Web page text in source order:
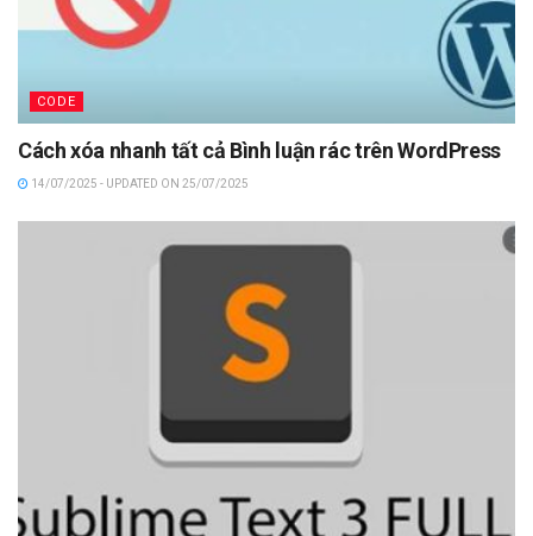
CODE
Cách xóa nhanh tất cả Bình luận rác trên WordPress
14/07/2025 - UPDATED ON 25/07/2025